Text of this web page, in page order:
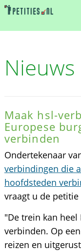
Nieuws
Maak hsl-
Europese
verbinden
Ondertekenaar
verbindingen die
hoofdsteden
vraagt u de
"De trein kan
verbinden. Op
reizen en